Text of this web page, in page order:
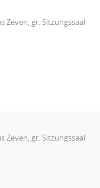
Zeven, gr. Sitzungssaal
Zeven, gr. Sitzungssaal